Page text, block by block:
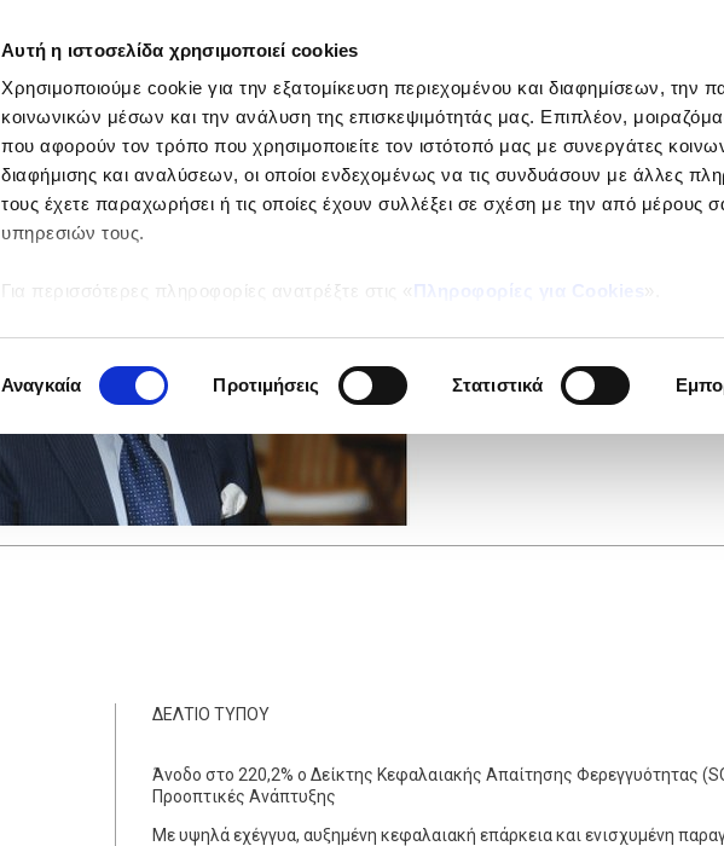
Αυτή η ιστοσελίδα χρησιμοποιεί cookies
Χρησιμοποιούμε cookie για την εξατομίκευση περιεχομένου και διαφημίσεων, την
κοινωνικών μέσων και την ανάλυση της επισκεψιμότητάς μας. Επιπλέον,
που αφορούν τον τρόπο που χρησιμοποιείτε τον ιστότοπό μας με συνεργάτες
διαφήμισης και αναλύσεων, οι οποίοι ενδεχομένως να τις συνδυάσουν με άλλες
τους έχετε παραχωρήσει ή τις οποίες έχουν συλλέξει σε σχέση με την από μέρους
υπηρεσιών τους.
Για περισσότερες πληροφορίες ανατρέξτε στις « Πληροφορίες για Cookies ».
συγκατάθεσης
Αναγκαία Προτιμήσεις Στατιστικά
Ιδιώτες
ΔΕΛΤΙΟ ΤΥΠΟΥ
Άνοδο στο 220,2% ο Δείκτης Κεφαλαιακής Απαίτησης Φερεγγυότητας
Προοπτικές Ανάπτυξης
Με υψηλά εχέγγυα, αυξημένη κεφαλαιακή επάρκεια και ενισχυμένη